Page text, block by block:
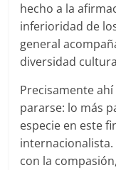
hecho a la
inferioridad de
general
diversidad
Precisamente
pararse: lo más
especie en este
internacionalista.
con la